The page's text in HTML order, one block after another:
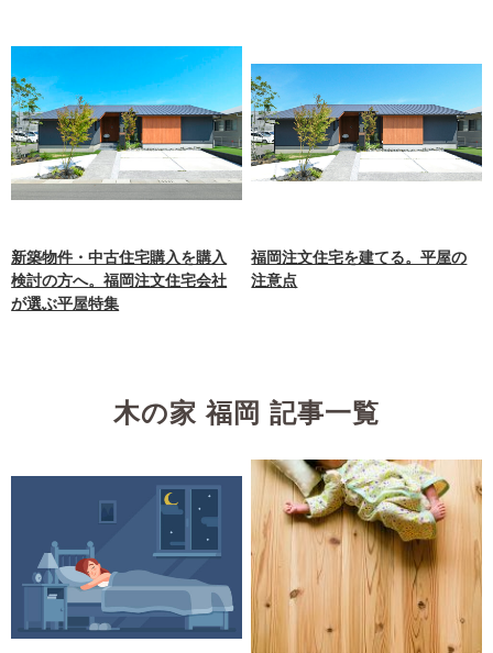
新築物件・中古住宅購入を購入
検討の方へ。福岡注文住宅会社
が選ぶ平屋特集
福岡注文住宅を建てる。平屋の
注意点
木の家 福岡 記事一覧